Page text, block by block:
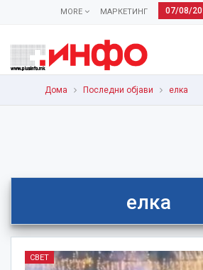
07/08/
МАРКЕТИНГ
MORE
Дома Последни објави елка
елка
СВЕТ